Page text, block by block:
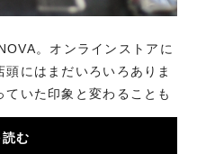
。オンラインストアに
にはまだいろいろありま
いた印象と変わることも
てください。3連...
む